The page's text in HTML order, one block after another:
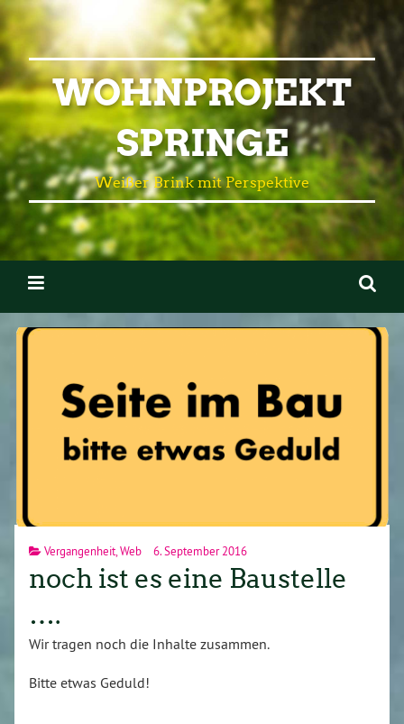
WOHNPROJEKT
SPRINGE
Weißer Brink mit Perspektive
Vergangenheit Web 6. September 2016
noch ist es eine Baustelle
….
Wir tragen noch die Inhalte zusammen.
Bitte etwas Geduld!